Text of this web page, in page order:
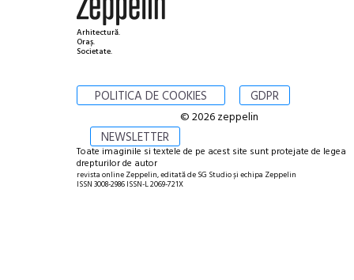
Arhitectură.
Oraș.
Societate.
POLITICA DE COOKIES GDPR
NEWSLETTER
© 2026 zeppelin
Toate imaginile si textele de pe acest site sunt protejate de legea
drepturilor de autor
revista online Zeppelin, editată de SG Studio și echipa Zeppelin
ISSN 3008-2986 ISSN-L 2069-721X